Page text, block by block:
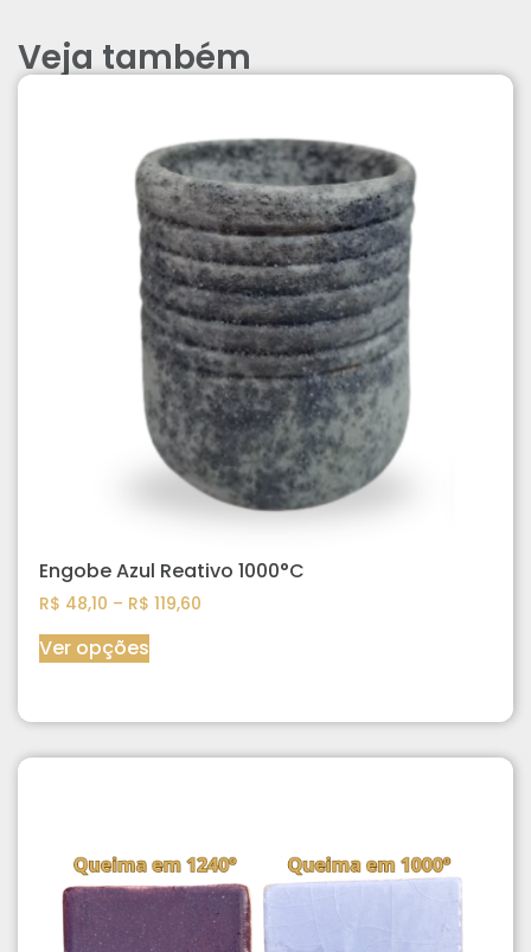
Veja também
Engobe Azul Reativo 1000°C
R$ 48,10 – R$ 119,60
Ver opções